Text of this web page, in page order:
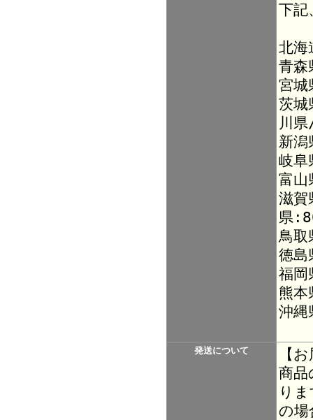
下記
北海
青
宮
茨
川
新
岐
富
滋
県
鳥
徳
福
熊
沖縄
発送について
【
商品
り
の場